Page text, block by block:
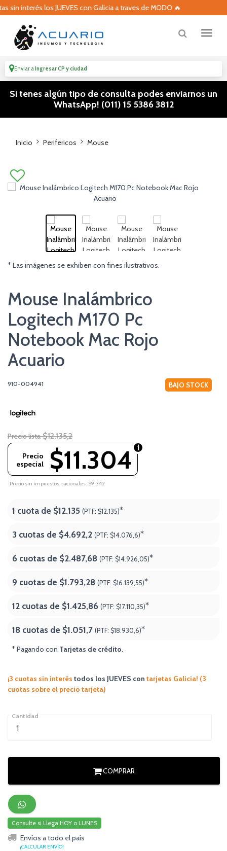
interés los JUEVES con Galicia a traves de MODO 🔥
Enviar aIngresar CP y ciudad
Si tenes algún tipo de consulta podes enviarnos un
WhatsApp! (011) 15 5386 3812
Inicio Perifericos Mouse
* Las imágenes se exhiben con fines ilustrativos.
Mouse Inalámbrico
Logitech M170 Pc
Notebook Mac Rojo
Acuario
910-004941 BAJO STOCK
Precio lista $12.135,2
$11.304
Precio
especial
Precio sin impuestos nacionales: $9.342
1 cuota de $12.135 (PTF: $12.135)*
3 cuotas de $4.692,2 (PTF: $14.076,6)*
6 cuotas de $2.487,68 (PTF: $14.926,05)*
9 cuotas de $1.793,28 (PTF: $16.139,55)*
12 cuotas de $1.425,86 (PTF: $17.110,35)*
18 cuotas de $1.051,7 (PTF: $18.930,6)*
* Pagando con Tarjetas de crédito.
¡3 cuotas sin interés todos los JUEVES con tarjetas Galicia! (3
cuotas sobre el precio tarjeta)
Cantidad
COMPRAR
Consulte si Llega HOY o LUNES
Envíos a todo el país
¡CALCULAR ENVÍO!